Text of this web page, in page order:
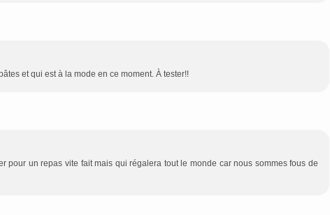
et qui est à la mode en ce moment. À tester!!
pour un repas vite fait mais qui régalera tout le monde car nous sommes fous de